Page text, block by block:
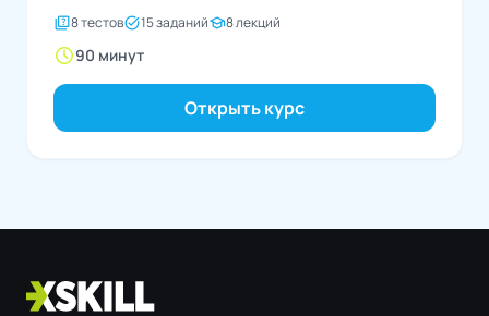
quiz8 тестовtask_alt15 заданийschool8 лекций
schedule90 минут
Открыть курс